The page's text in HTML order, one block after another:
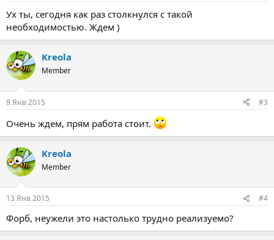
Ух ты, сегодня как раз столкнулся с такой
необходимостью. Ждем )
Kreola
Member
8 Янв 2015 #3
Очень ждем, прям работа стоит.
Kreola
Member
13 Янв 2015 #4
Форб, неужели это настолько трудно реализуемо?